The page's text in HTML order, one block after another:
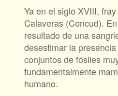
Ya en el siglo XVIII,
Calaveras (Concud).
resultado de una
desestimar la
conjuntos de fósiles
fundamentalmente
humano.